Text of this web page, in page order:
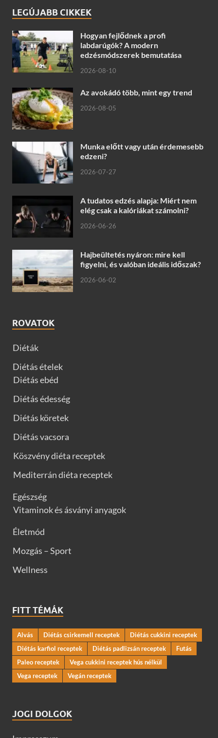
LEGÚJABB CIKKEK
Hogyan fejlődnek a profi
labdarúgók? A modern
edzésmódszerek bemutatása
2026-08-10
Az avokádó több, mint egy trend
2026-08-05
Munka előtt vagy után érdemesebb
edzeni?
2026-07-27
A tudatos edzés alapja: Miért nem
elég csak a kalóriákat számolni?
2026-06-26
Hajbeültetés nyáron: mire kell
figyelni, és valóban ideális időszak?
2026-06-02
ROVATOK
Diéták
Diétás ételek
Diétás ebéd
Diétás édesség
Diétás köretek
Diétás vacsora
Köszvény diéta receptek
Mediterrán diéta receptek
Egészség
Vitaminok és ásványi anyagok
Életmód
Mozgás – Sport
Wellness
FITT TÉMÁK
Alvás Diétás csirkemell receptek
Diétás cukkini receptek
Diétás karfiol receptek
Diétás padlizsán receptek
Futás
Paleo receptek
Vega cukkini receptek hús nélkül
Vega receptek
Vegán receptek
JOGI DOLGOK